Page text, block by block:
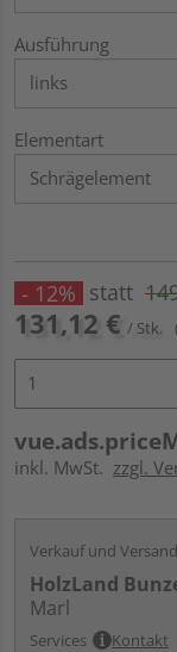
Ausführung
Elementart
- 12% statt
131,12 € / Stk.
inkl. MwSt. zzgl.
Verkauf und
HolzLand
Marl
Services Kontakt